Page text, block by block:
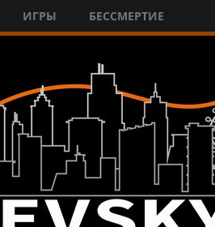
ИГРЫ БЕССМЕРТИЕ